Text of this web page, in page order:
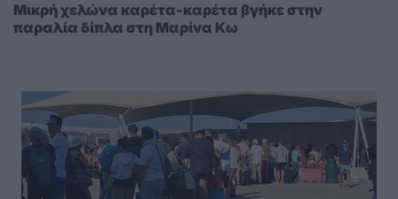
Μικρή χελώνα καρέτα-καρέτα βγήκε στην
παραλία δίπλα στη Μαρίνα Κω